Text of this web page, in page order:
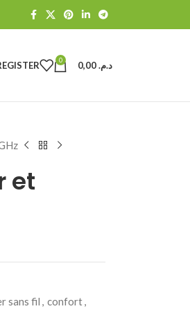
0 د.م.
et
sans fil , confort,